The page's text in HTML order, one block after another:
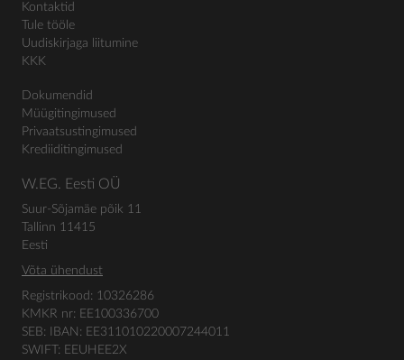
Kontaktid
Tule tööle
Uudiskirjaga liitumine
KKK
Dokumendid
Müügitingimused
Privaatsustingimused
Krediiditingimused
W.EG. Eesti OÜ
Suur-Sõjamäe põik 11
Tallinn 11415
Eesti
Võta ühendust
Registrikood: 10326286
KMKR nr: EE100336700
SEB: IBAN: EE311010220007244011
SWIFT: EEUHEE2X